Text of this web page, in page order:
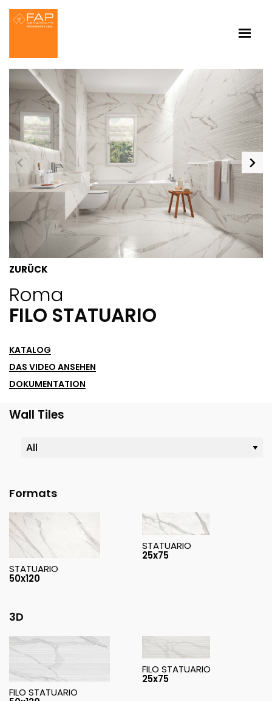
ZURÜCK
Roma
FILO STATUARIO
KATALOG
DAS VIDEO ANSEHEN
DOKUMENTATION
Wall Tiles
Formats
STATUARIO
50x120
STATUARIO
25x75
3D
FILO STATUARIO
FILO STATUARIO
25x75